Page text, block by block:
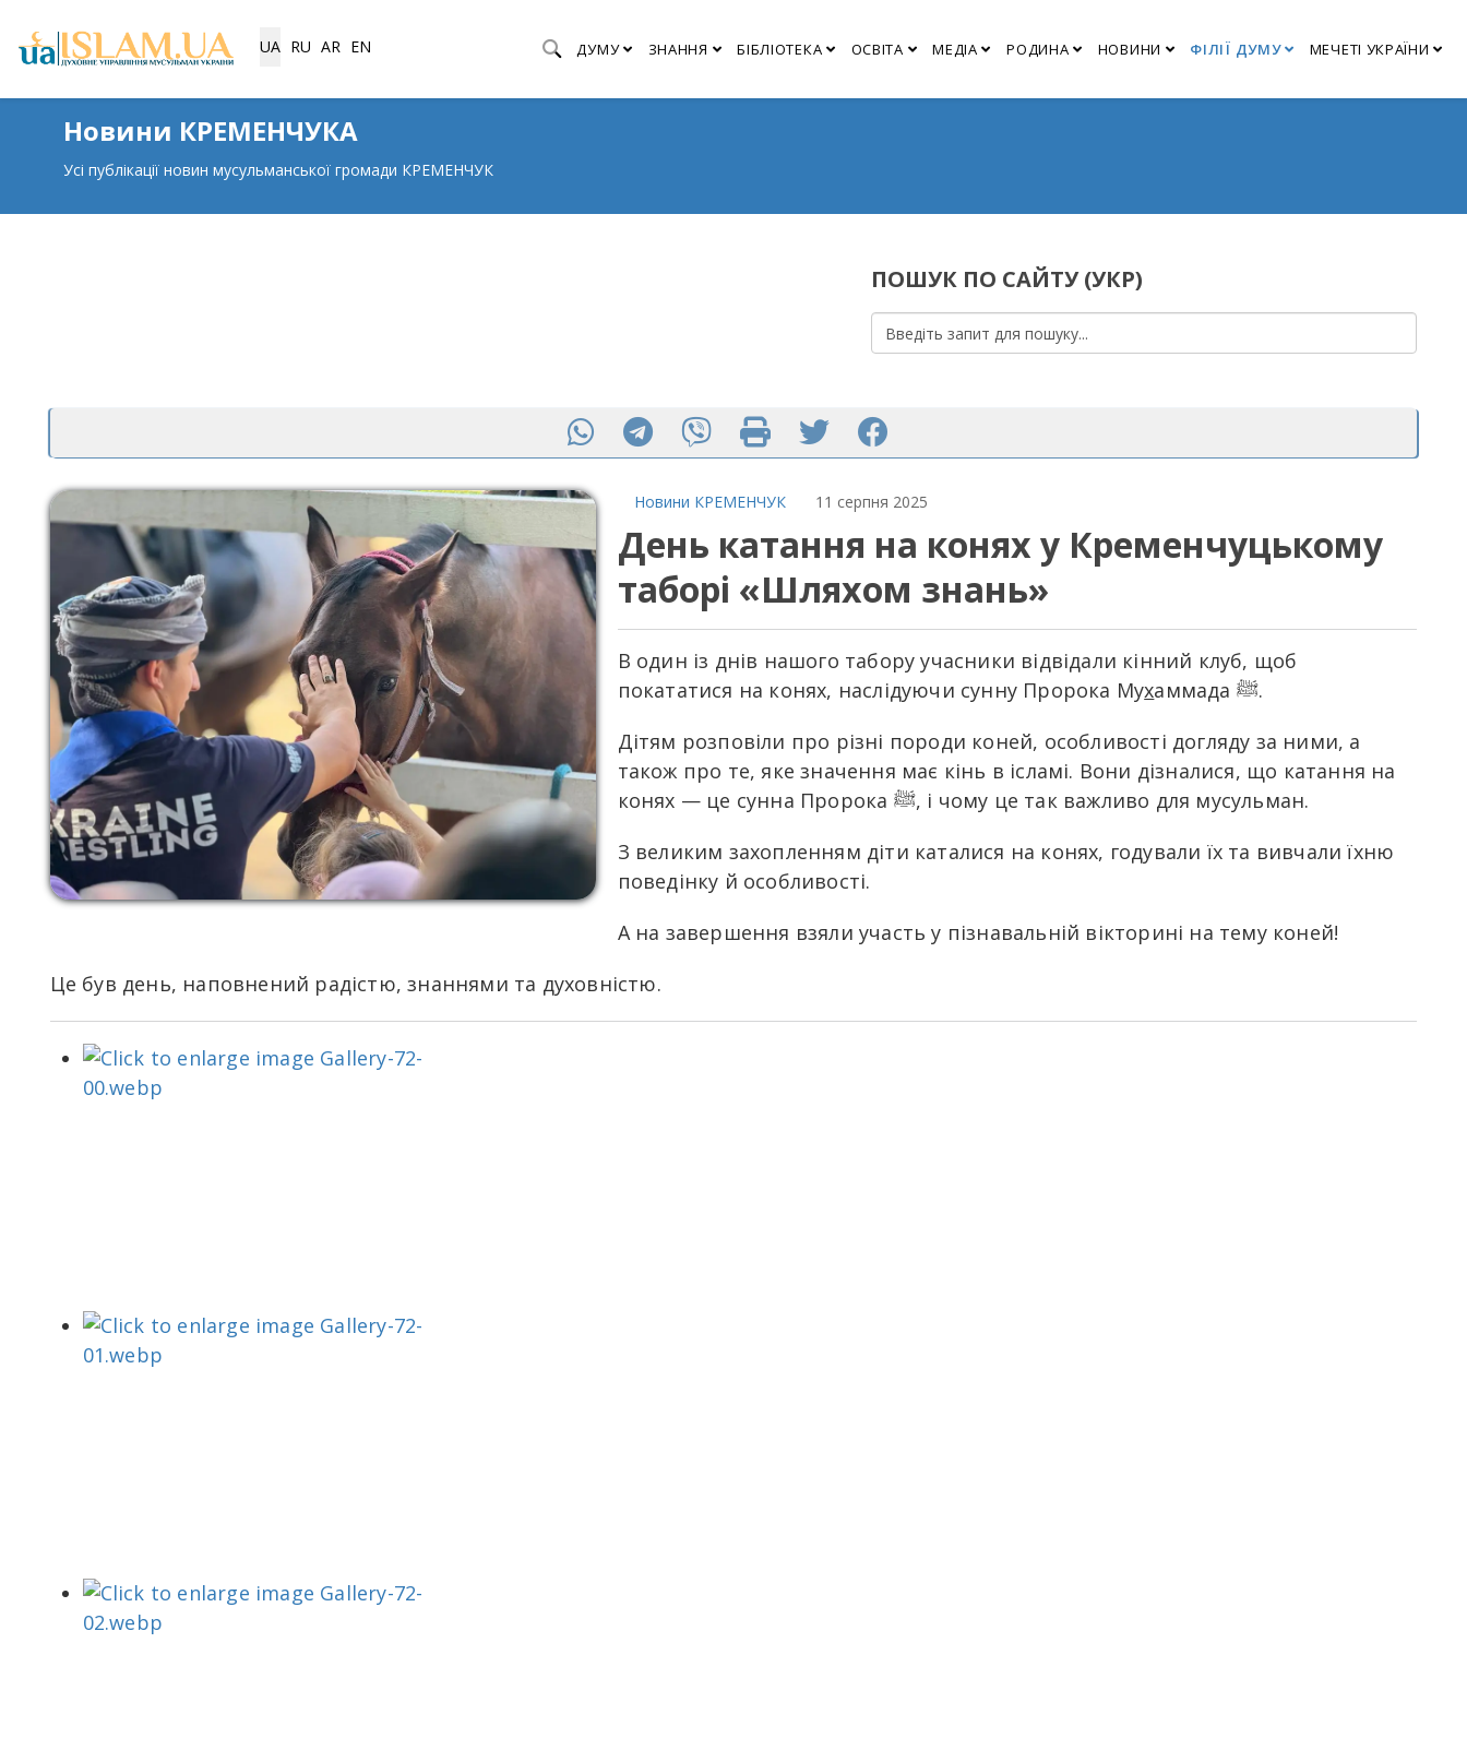
Виберіть свою мову
UA RU AR EN ДУМУ ЗНАННЯ БІБЛІОТЕКА ОСВІТА МЕДІА РОДИНА НОВИНИ ФІЛІЇ ДУМУ МЕЧЕТІ УКРАЇНИ
Новини КРЕМЕНЧУКА
Усі публікації новин мусульманської громади КРЕМЕНЧУК
ПОШУК ПО САЙТУ (УКР)
Новини КРЕМЕНЧУК 11 серпня 2025
День катання на конях у Кременчуцькому
таборі «Шляхом знань»
В один із днів нашого табору учасники відвідали кінний клуб, щоб
покататися на конях, наслідуючи сунну Пророка Мух
аммада ﷺ.
Дітям розповіли про різні породи коней, особливості догляду за ними, а
також про те, яке значення має кінь в ісламі. Вони дізналися, що катання на
конях — це сунна Пророка ﷺ, і чому це так важливо для мусульман.
З великим захопленням діти каталися на конях, годували їх та вивчали їхню
поведінку й особливості.
А на завершення взяли участь у пізнавальній вікторині на тему коней!
Це був день, наповнений радістю, знаннями та духовністю.